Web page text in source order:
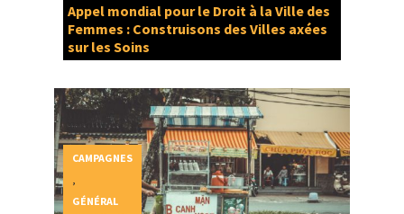
Appel mondial pour le Droit à la Ville des
Femmes : Construisons des Villes axées
sur les Soins
CAMPAGNES
GÉNÉRAL